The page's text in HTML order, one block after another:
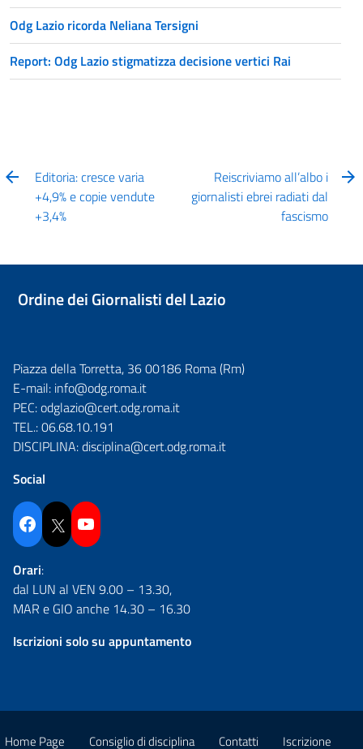
Odg Lazio ricorda Neliana Tersigni
Report: Odg Lazio stigmatizza decisione vertici Rai
Editoria: cresce varia
+4,9% e copie vendute
+3,4%
Reiscriviamo all’albo i
giornalisti ebrei radiati dal
fascismo
Ordine dei Giornalisti del Lazio
Piazza della Torretta, 36 00186 Roma (Rm)
E-mail: info@odg.roma.it
PEC:odglazio@cert.odg.roma.it
TEL.:06.68.10.191
DISCIPLINA:disciplina@cert.odg.roma.it
Social
Facebook Twitter YouTube
Orari:
dal LUN al VEN 9.00 – 13.30,
MAR e GIO anche 14.30 – 16.30
Iscrizioni solo su appuntamento
Home Page Consiglio di disciplina Contatti Iscrizione